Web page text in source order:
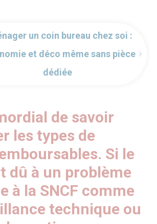
un coin bureau chez soi :
et déco même sans pièce
dédiée
de savoir
les types de
Si le
dû à un problème
à la SNCF comme
technique ou